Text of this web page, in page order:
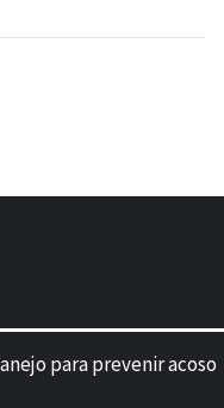
para prevenir acoso